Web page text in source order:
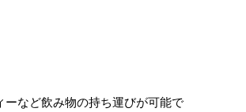
など飲み物の持ち運びが可能で